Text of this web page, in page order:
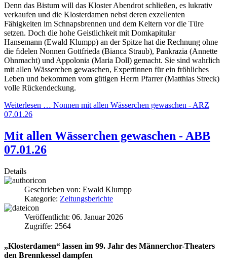
Denn das Bistum will das Kloster Abendrot schließen, es lukrativ
verkaufen und die Klosterdamen nebst deren exzellenten
Fähigkeiten im Schnapsbrennen und dem Keltern vor die Türe
setzen. Doch die hohe Geistlichkeit mit Domkapitular
Hansemann (Ewald Klumpp) an der Spitze hat die Rechnung ohne
die ﬁdelen Nonnen Gottfrieda (Bianca Straub), Pankrazia (Annette
Ohnmacht) und Appolonia (Maria Doll) gemacht. Sie sind wahrlich
mit allen Wässerchen gewaschen, Expertinnen für ein fröhliches
Leben und bekommen vom gütigen Herrn Pfarrer (Matthias Streck)
volle Rückendeckung.
Weiterlesen … Nonnen mit allen Wässerchen gewaschen - ARZ
07.01.26
Mit allen Wässerchen gewaschen - ABB
07.01.26
Details
Geschrieben von: Ewald Klumpp
Kategorie: Zeitungsberichte
Veröffentlicht: 06. Januar 2026
Zugriffe: 2564
„Klosterdamen“ lassen im 99. Jahr des Männerchor-Theaters
den Brennkessel dampfen